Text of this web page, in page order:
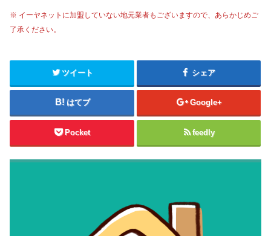
※ イーヤネットに加盟していない地元業者もございますので、あらかじめご
了承ください。
ツイート シェア
はてブ Google+
Pocket feedly